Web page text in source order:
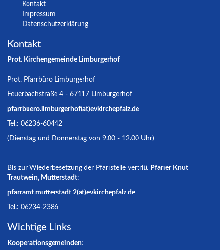
Kontakt
Impressum
Datenschutzerklärung
Kontakt
Prot. Kirchengemeinde Limburgerhof
Prot. Pfarrbüro Limburgerhof
Feuerbachstraße 4 - 67117 Limburgerhof
pfarrbuero.limburgerhof(at)evkirchepfalz.de
Tel.: 06236-60442
(Dienstag und Donnerstag von 9.00 - 12.00 Uhr)
Bis zur Wiederbesetzung der Pfarrstelle vertritt Pfarrer Knut
Trautwein, Mutterstadt:
pfarramt.mutterstadt.2(at)evkirchepfalz.de
Tel.: 06234-2386
Wichtige Links
Kooperationsgemeinden: